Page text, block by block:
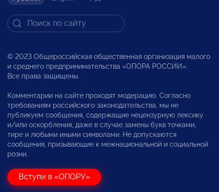
© 2023 Общероссийская общественная организация малого
и среднего предпринимательства «ОПОРА РОССИИ».
Все права защищены.
Комментарии на сайте проходят модерацию. Согласно
требованиям российского законодательства, мы не
публикуем сообщения, содержащие нецензурную лексику
и/или оскорбления, даже в случае замены букв точками,
тире и любыми иными символами. Не допускаются
сообщения, призывающие к межнациональной и социальной
розни.
Вступи в «ОПОРУ»